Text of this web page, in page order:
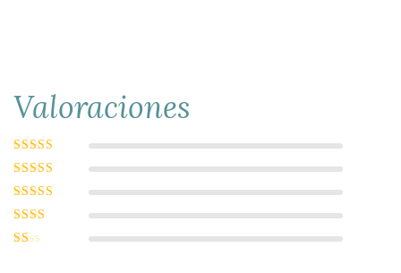
Valoraciones
Valorado con
5de 5
Valorado
con4 de 5
Valorado
con3de
5
Valorado
con2